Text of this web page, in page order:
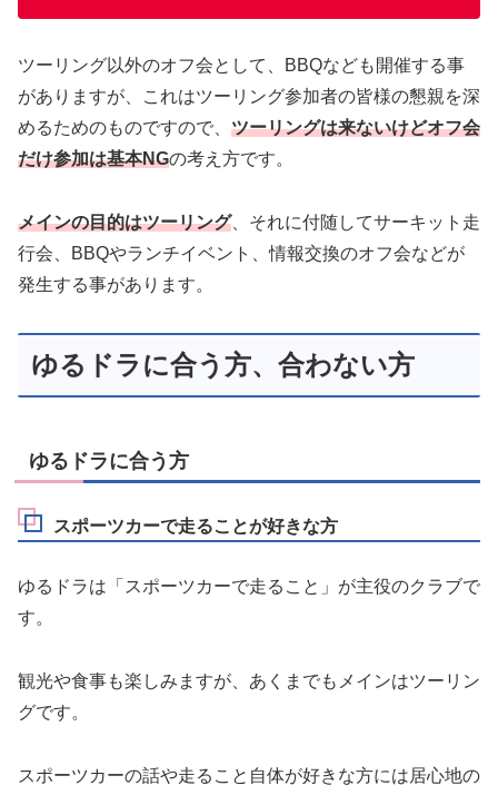
ツーリング以外のオフ会として、BBQなども開催する事
がありますが、これはツーリング参加者の皆様の懇親を深
めるためのものですので、 ツーリングは来ないけどオフ会
だけ参加は基本NGの考え方です。
メインの目的はツーリング、それに付随してサーキット走
行会、BBQやランチイベント、情報交換のオフ会などが
発生する事があります。
ゆるドラに合う方、合わない方
ゆるドラに合う方
スポーツカーで走ることが好きな方
ゆるドラは「スポーツカーで走ること」が主役のクラブで
す。
観光や食事も楽しみますが、あくまでもメインはツーリン
グです。
スポーツカーの話や走ること自体が好きな方には居心地の